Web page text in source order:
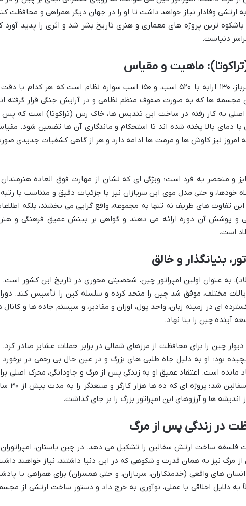
وفادار نیاز خواهد داشت تا او را در جهان دیگر همراهی و محافظت
باشکوه ترین پروژه های معماری و هنری تاریخ بشر شد و اثری را پدید آورد
دنیاست.
ارتش سفالین شامل بیش از ۸۰۰۰ سرباز، ۱۳۰ ارابه با ۵۲۰ اسب، و ۱۵۰ اسب سواره نظام است که هر کدام با
مجسمه ها که به صورت صفوف منظم نظامی و در آرایش جنگی قرار گرفته
اصلی به کار رفته در ساخت این تندیس ها، خاک رس (تراکوتا) است که پس
دمای بالا پخته شده اند تا استحکام و ماندگاری آن ها تضمین شود.
امروز نیز کاوش ها و مرمت ها ادامه دارد و هر از گاهی کشفیات جدیدی
و منحصر به فرد است؛ ویژگی ای که نشان از مهارت فوق العاده
خودها، و حتی مدل موی این سربازان نیز با جزئیات دقیق و متناسب با
تفاوت های ظریف نه تنها به مجموعه، واقع گرایی می بخشند، بلکه
و پوشش آن دوره ارائه می دهند و گواهی بر بینش عمیق فرهنگی و
است.
پیش از میلاد)، به عنوان اولین امپراتور چین، شخصیتی محوری در تاریخ این کشور است.
مختلف، موفق شد چین را متحد کرده و سلسله کین را تأسیس کند.
ای در زمینه زبان، واحد پول، اوزان و مقادیر، و سیستم جاده ها و کانال
آینده چین را بنا نهاد.
چین را برای محافظت از مرزهای شمالی در برابر حملات عشایر صادر کرد.
بود؛ او به دلیل جاه طلبی های بزرگ و در عین حال بی رحمی در برخورد
مانده است. اعتقاد عمیق او به زندگی پس از مرگ و جاودانگی، محرک اصلی
آغاز پروژه ساخت مقبره خود و ارتش سفالین شد؛
ها و آرزوهای این امپراتور بزرگ را بر جای گذاشت.
فلسفه ساخت ارتش سفالین را تشکیل می دهد. در چین باستان،
مرگ نیز به همان قدرت و شکوهی که در این دنیا داشتند، نیاز خواهند
های واقعی (خدمتکاران، سربازان، و حتی همسران) برای همراهی با
به دلایل اخلاقی یا عملی، نوآوری به خرج داد و دستور ساخت ارتشی از